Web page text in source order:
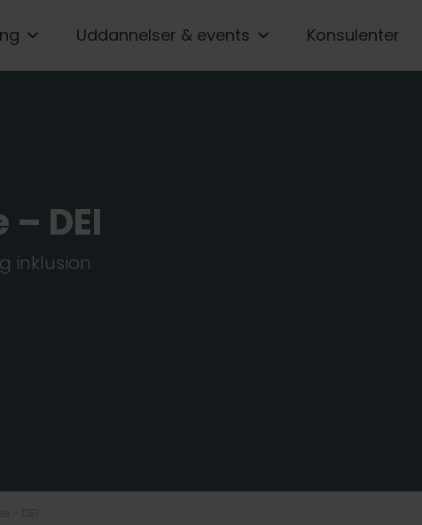
Uddannelser & events Konsulenter
DEI
inklusion
– DEI